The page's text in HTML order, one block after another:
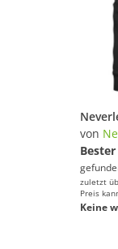
Spaß und
von
zuletzt
Preis
Keine